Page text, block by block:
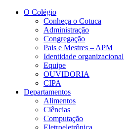
Conteúdo principal
O Colégio
Conheça o Cotuca
Administração
Congregação
Pais e Mestres – APM
Identidade organizacional
Equipe
OUVIDORIA
CIPA
Departamentos
Alimentos
Ciências
Computação
Eletroeletrônica